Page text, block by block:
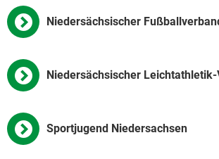
Niedersächsischer
Niedersächsischer Leichtathletik-
Sportjugend Niedersachsen